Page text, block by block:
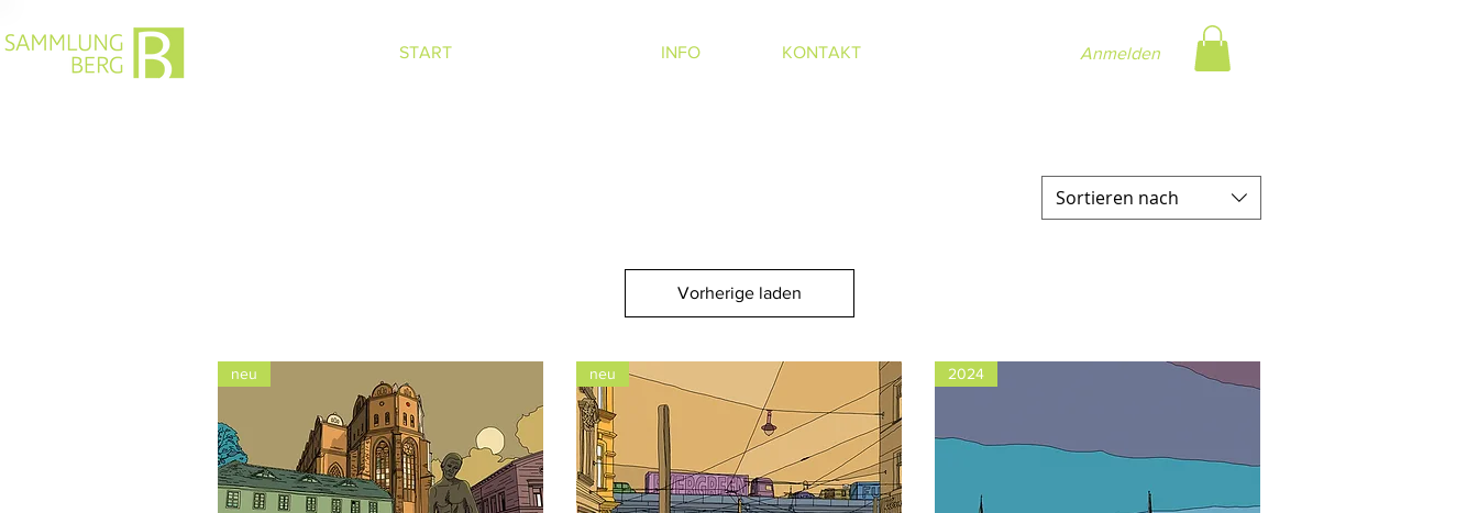
START INFO KONTAKT Anmelden
Sortieren nach
Vorherige laden
neu neu 2024